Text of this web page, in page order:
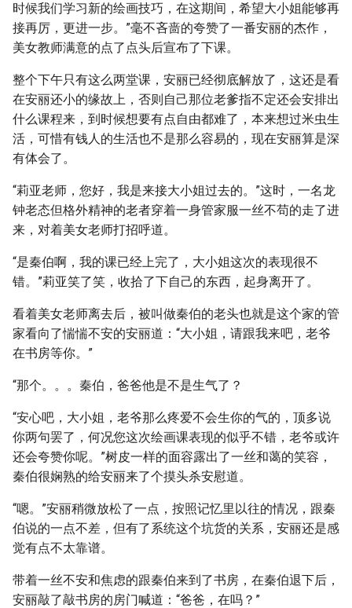
时候我们学习新的绘画技巧，在这期间，希望大小姐能够再
接再厉，更进一步。”毫不吝啬的夸赞了一番安丽的杰作，
美女教师满意的点了点头后宣布了下课。
整个下午只有这么两堂课，安丽已经彻底解放了，这还是看
在安丽还小的缘故上，否则自己那位老爹指不定还会安排出
什么课程来，到时候想要有点自由都难了，本来想过米虫生
活，可惜有钱人的生活也不是那么容易的，现在安丽算是深
有体会了。
“莉亚老师，您好，我是来接大小姐过去的。”这时，一名龙
钟老态但格外精神的老者穿着一身管家服一丝不苟的走了进
来，对着美女老师打招呼道。
“是秦伯啊，我的课已经上完了，大小姐这次的表现很不
错。”莉亚笑了笑，收拾了下自己的东西，起身离开了。
看着美女老师离去后，被叫做秦伯的老头也就是这个家的管
家看向了惴惴不安的安丽道：“大小姐，请跟我来吧，老爷
在书房等你。”
“那个。。。秦伯，爸爸他是不是生气了？
“安心吧，大小姐，老爷那么疼爱不会生你的气的，顶多说
你两句罢了，何况您这次绘画课表现的似乎不错，老爷或许
还会夸赞你呢。”树皮一样的面容露出了一丝和蔼的笑容，
秦伯很娴熟的给安丽来了个摸头杀安慰道。
“嗯。”安丽稍微放松了一点，按照记忆里以往的情况，跟秦
伯说的一点不差，但有了系统这个坑货的关系，安丽还是感
觉有点不太靠谱。
带着一丝不安和焦虑的跟秦伯来到了书房，在秦伯退下后，
安丽敲了敲书房的房门喊道：“爸爸，在吗？”